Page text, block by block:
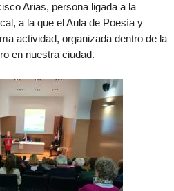
Arias, persona ligada a la
a la que el Aula de Poesía y
actividad, organizada dentro de la
en nuestra ciudad.